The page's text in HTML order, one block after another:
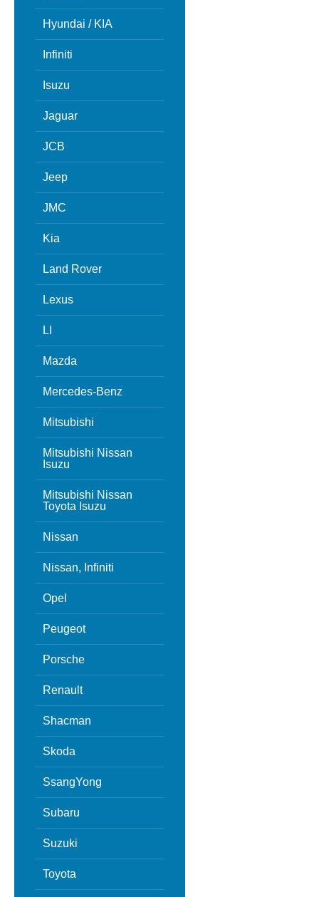
Hyundai / KIA
Infiniti
Isuzu
Jaguar
JCB
Jeep
JMC
Kia
Land Rover
Lexus
LI
Mazda
Mercedes-Benz
Mitsubishi
Mitsubishi Nissan
Isuzu
Mitsubishi Nissan
Toyota Isuzu
Nissan
Nissan, Infiniti
Opel
Peugeot
Porsche
Renault
Shacman
Skoda
SsangYong
Subaru
Suzuki
Toyota